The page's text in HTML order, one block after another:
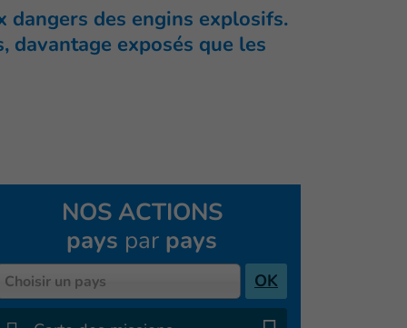
dangers des engins explosifs.
exposés que les
NOS ACTIONS
pays par pays
Choisir un pays OK